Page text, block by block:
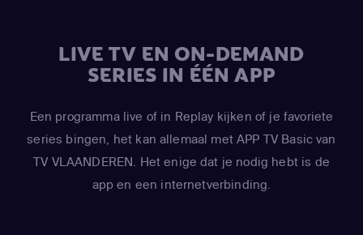
LIVE TV EN ON-DEMAND
SERIES IN ÉÉN APP
Een programma live of in Replay kijken of je favoriete
series bingen, het kan allemaal met APP TV Basic van
TV VLAANDEREN. Het enige dat je nodig hebt is de
app en een internetverbinding.